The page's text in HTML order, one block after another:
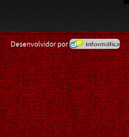
Desenvolvidor por